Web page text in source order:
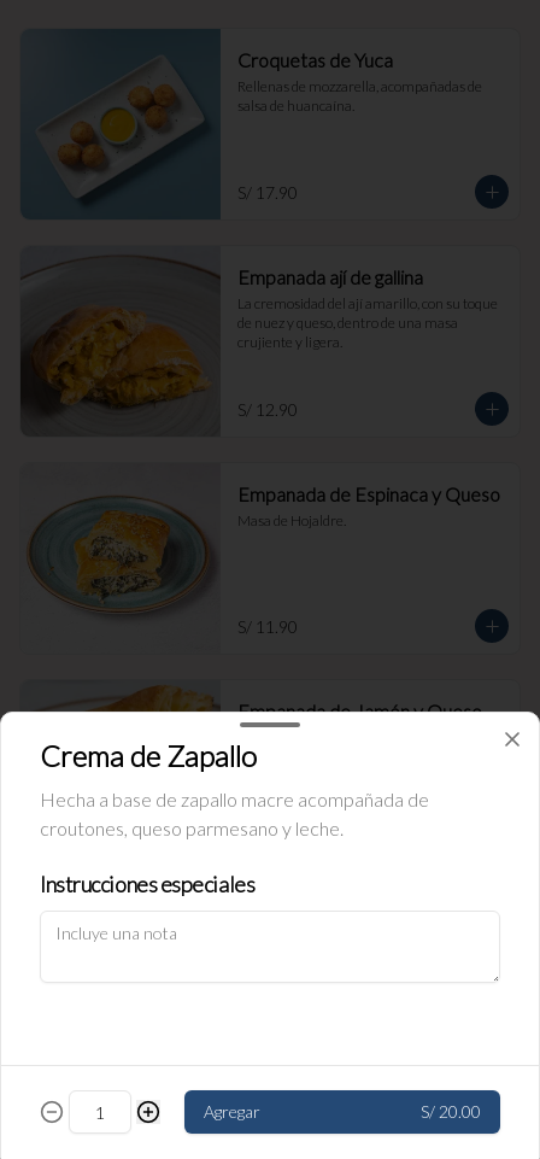
Croquetas de Yuca
Rellenas de mozzarella, acompañadas de
salsa de huancaína.
S/ 17.90
Empanada ají de gallina
La cremosidad del ají amarillo, con su toque
de nuez y queso, dentro de una masa
crujiente y ligera.
S/ 12.90
Empanada de Espinaca y Queso
Masa de Hojaldre.
S/ 11.90
Empanada de Jamón y Queso
S/ 11.90
S/ 11.90
Política de Cookies
Haga clic en Aceptar para permitir que Justo use cookies a fin
Configuración de cookies Aceptar
Crema de Zapallo
Hecha a base de zapallo macre acompañada de
croutones, queso parmesano y leche.
Instrucciones especiales
Agregar S/ 20.00